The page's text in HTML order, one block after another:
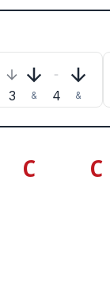
3 & 4 &
C C